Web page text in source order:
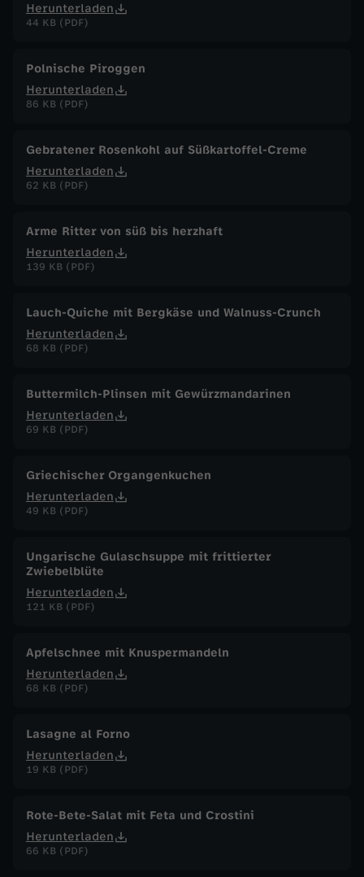
Herunterladen
44 KB (PDF)
Polnische Piroggen
Herunterladen
86 KB (PDF)
Gebratener Rosenkohl auf Süßkartoffel-Creme
Herunterladen
62 KB (PDF)
Arme Ritter von süß bis herzhaft
Herunterladen
139 KB (PDF)
Lauch-Quiche mit Bergkäse und Walnuss-Crunch
Herunterladen
68 KB (PDF)
Buttermilch-Plinsen mit Gewürzmandarinen
Herunterladen
69 KB (PDF)
Griechischer Organgenkuchen
Herunterladen
49 KB (PDF)
Ungarische Gulaschsuppe mit frittierter
Zwiebelblüte
Herunterladen
121 KB (PDF)
Apfelschnee mit Knuspermandeln
Herunterladen
68 KB (PDF)
Lasagne al Forno
Herunterladen
19 KB (PDF)
Rote-Bete-Salat mit Feta und Crostini
Herunterladen
66 KB (PDF)